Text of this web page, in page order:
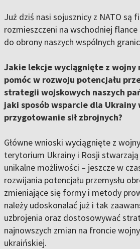
Już dziś nasi sojusznicy z NATO są
rozmieszczeni na wschodniej
do obrony naszych wspólnych
Jakie lekcje wyciągnięte z wojny
pomóc w rozwoju potencjału
strategii wojskowych naszych
jaki sposób wsparcie dla Ukrainy
przygotowanie sił zbrojnych?
Główne wnioski wyciągnięte z
terytorium Ukrainy i Rosji
unikalne możliwości – jeszcze w
rozwijania potencjału przemysłu
zmieniające się formy i metody
należy udoskonalać już i tak
uzbrojenia oraz dostosowywać
najnowszych zmian na froncie
ukraińskiej.